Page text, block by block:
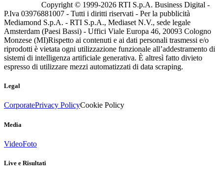
Copyright © 1999-2026 RTI S.p.A. Business Digital -
P.Iva 03976881007 - Tutti i diritti riservati - Per la pubblicità
Mediamond S.p.A. - RTI S.p.A., Mediaset N.V., sede legale
Amsterdam (Paesi Bassi) - Uffici Viale Europa 46, 20093 Cologno
Monzese (MI)Rispetto ai contenuti e ai dati personali trasmessi e/o
riprodotti è vietata ogni utilizzazione funzionale all’addestramento di
sistemi di intelligenza artificiale generativa. È altresì fatto divieto
espresso di utilizzare mezzi automatizzati di data scraping.
Legal
CorporatePrivacy PolicyCookie Policy
Media
VideoFoto
Live e Risultati